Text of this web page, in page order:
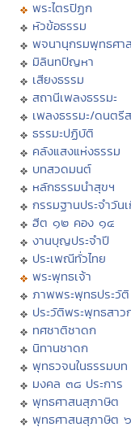
พระไตรปิฏก
หัวข้อธรรม
พจนานุกรมพุทธศา
มิลินทปัญหา
เสียงธรรม
สถานีเพลงธรรมะ
เพลงธรรมะ/ดนตรี
ธรรมะปฏิบัติ
คลังแสงแห่งธรรม
บทสวดมนต์
หลักธรรมนำสุขฯ
กรรมฐานประจำวัน
ฮีต ๑๒ คอง ๑๔
งานบุญประจำปี
ประเพณีทั่วไทย
พระพุทธเจ้า
ภาพพระพุทธประวัติ
ประวัติพระพุทธสาว
ทศชาติชาดก
นิทานชาดก
พุทธวจนในธรรมบท
มงคล ๓๘ ประการ
พุทธศาสนสุภาษิต
พุทธศาสนสุภาษิต